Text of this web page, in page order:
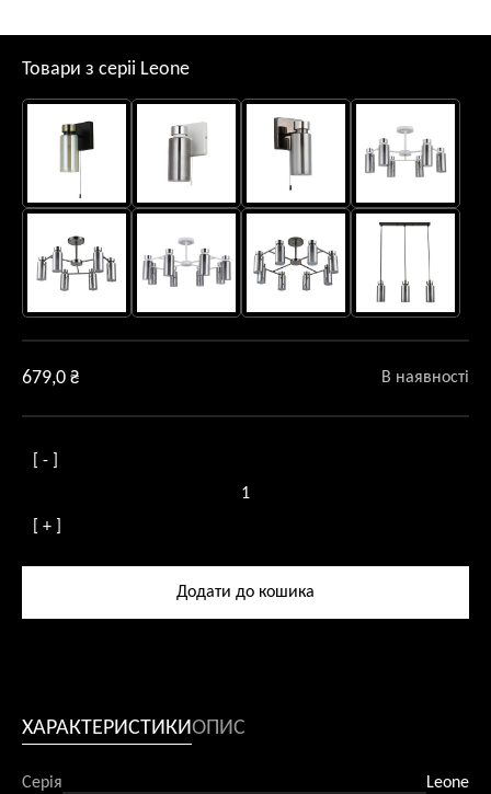
Товари з серii Leone
679,0 ₴ В наявності
[ - ]
підвісний
Leone
кількість
[ + ]
Додати до кошика
ХАРАКТЕРИСТИКИОПИС
Серія
Leone